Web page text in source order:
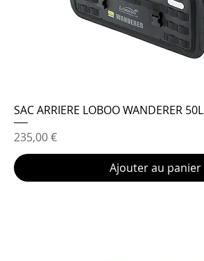
SAC ARRIERE LOBOO WANDERER 50L
Prix
235,00 €
Ajouter au panier